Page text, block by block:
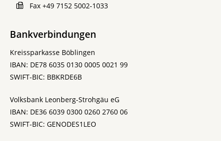
Fax +49 7152 5002-1033
Bankverbindungen
Kreissparkasse Böblingen
IBAN: DE78 6035 0130 0005 0021 99
SWIFT-BIC: BBKRDE6B
Volksbank Leonberg-Strohgäu eG
IBAN: DE36 6039 0300 0260 2760 06
SWIFT-BIC: GENODES1LEO